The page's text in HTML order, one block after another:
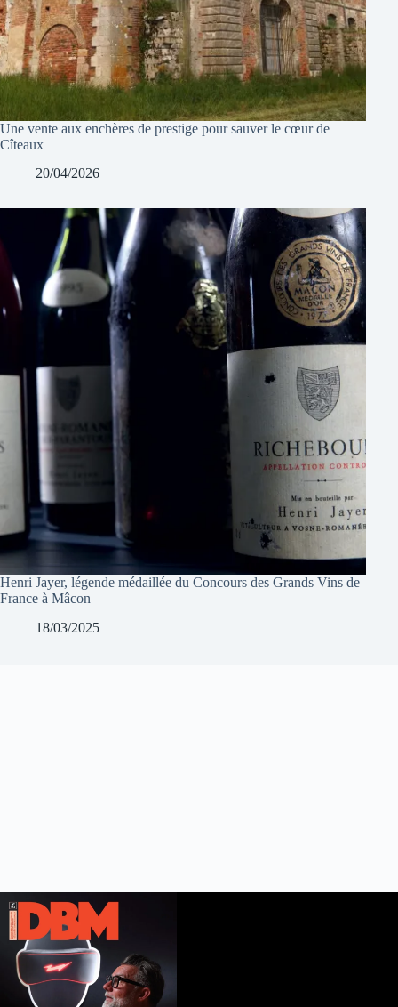
Une vente aux enchères de prestige pour sauver le cœur de
Cîteaux
20/04/2026
Henri Jayer, légende médaillée du Concours des Grands Vins de
France à Mâcon
18/03/2025